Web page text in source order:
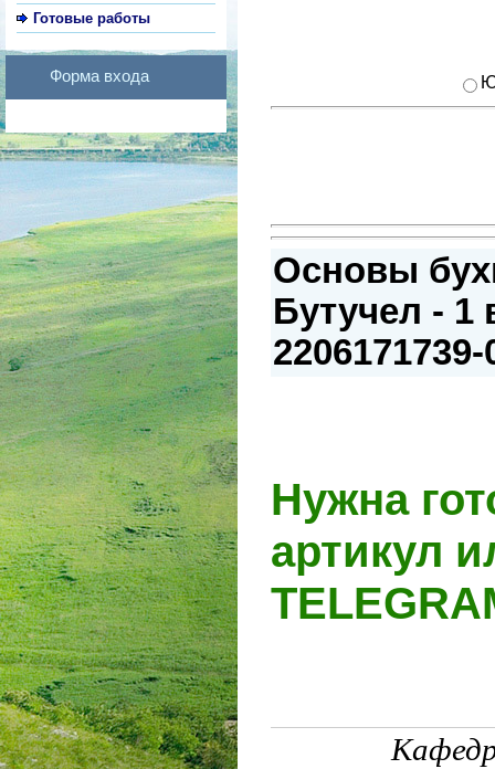
Готовые работы
Форма входа
Основы
Бутучел - 1
2206171739-
Нужна
артикул